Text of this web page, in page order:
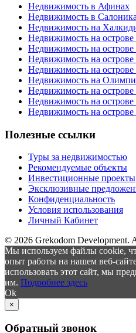
Недвижимость в Афинах
Недвижимость в
Недвижимость на
Недвижимость на
Недвижимость на острове
Недвижимость на
Недвижимость на острове
Недвижимость на
Недвижимость на
Недвижимость на
Недвижимость на острове
Полезные ссылки
Туры за недвижимостью
Рекомендуемые объекты
Инвестиционные проекты
Эксклюзивные
Конфиденциальность
Условия использования
Личный Кабинет
© 2026 Grekodom Development.
Мы используем файлы cookie,
опыт работы на нашем веб-
использовать этот сайт, мы
им. Подробнее здесь
Ok
×
Обратный звонок